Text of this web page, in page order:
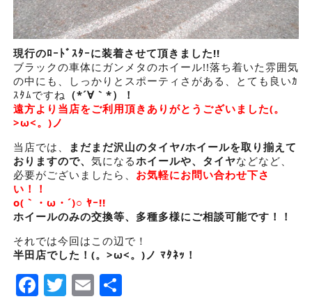
現行のﾛｰﾄﾞｽﾀｰに装着させて頂きました!!
ブラックの車体にガンメタのホイール!!落ち着いた雰囲気
の中にも、しっかりとスポーティさがある、とても良いｶ
ｽﾀﾑですね （*´∀｀*）！
遠方より当店をご利用頂きありがとうございました(。
>ω<。)ノ
当店では、
まだまだ沢山のタイヤ/ホイールを取り揃えて
おりますので、 気になるホイールや、タイヤなどなど、
必要がございましたら、 お気軽にお問い合わせ下さ
い！！
o(｀・ω・´)○ ﾔｰ!!
ホイールのみの交換等、多種多様にご相談可能です！！
それでは今回はこの辺で！
半田店でした！(。>ω<。)ノ ﾏﾀﾈｯ！
Facebook
Twitter
EmailShare